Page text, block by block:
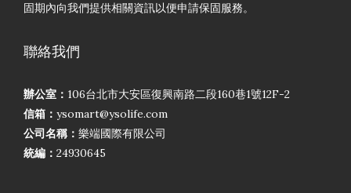
固期內向我們提供相關資訊以便申請保固服務。
聯絡我們
辦公室： 106台北市大安區復興南路二段160巷1號12F-2
信箱： ysomart@ysolife.com
公司名稱： 樂端國際有限公司
統編： 24930645